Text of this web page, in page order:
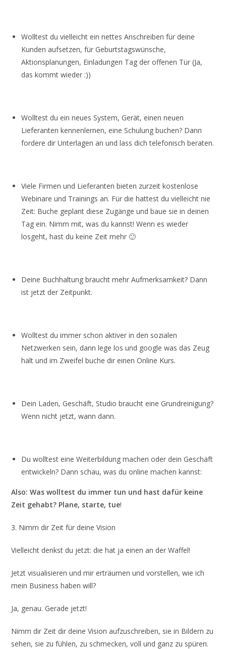
Wolltest du vielleicht ein nettes Anschreiben für deine
Kunden aufsetzen, für Geburtstagswünsche,
Aktionsplanungen, Einladungen Tag der offenen Tür (Ja,
das kommt wieder :))
Wolltest du ein neues System, Gerät, einen neuen
Lieferanten kennenlernen, eine Schulung buchen? Dann
fordere dir Unterlagen an und lass dich telefonisch beraten.
Viele Firmen und Lieferanten bieten zurzeit kostenlose
Webinare und Trainings an. Für die hattest du vielleicht nie
Zeit: Buche geplant diese Zugänge und baue sie in deinen
Tag ein. Nimm mit, was du kannst! Wenn es wieder
losgeht, hast du keine Zeit mehr 🙂
Deine Buchhaltung braucht mehr Aufmerksamkeit? Dann
ist jetzt der Zeitpunkt.
Wolltest du immer schon aktiver in den sozialen
Netzwerken sein, dann lege los und google was das Zeug
hält und im Zweifel buche dir einen Online Kurs.
Dein Laden, Geschäft, Studio braucht eine Grundreinigung?
Wenn nicht jetzt, wann dann.
Du wolltest eine Weiterbildung machen oder dein Geschäft
entwickeln? Dann schau, was du online machen kannst:
Also: Was wolltest du immer tun und hast dafür keine
Zeit gehabt? Plane, starte, tue!
3. Nimm dir Zeit für deine Vision
Vielleicht denkst du jetzt: die hat ja einen an der Waffel!
Jetzt visualisieren und mir erträumen und vorstellen, wie ich
mein Business haben will?
Ja, genau. Gerade jetzt!
Nimm dir Zeit dir deine Vision aufzuschreiben, sie in Bildern zu
sehen, sie zu fühlen, zu schmecken, voll und ganz zu spüren.